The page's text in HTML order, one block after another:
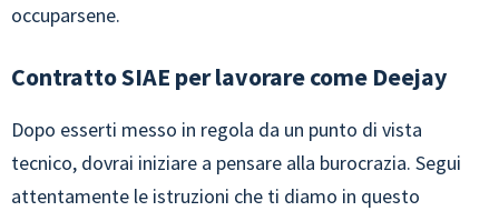
occuparsene.
Contratto SIAE per lavorare come Deejay
Dopo esserti messo in regola da un punto di vista
tecnico, dovrai iniziare a pensare alla burocrazia. Segui
attentamente le istruzioni che ti diamo in questo